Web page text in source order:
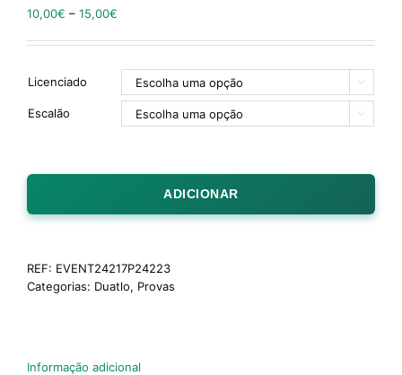
10,00€ – 15,00€
Licenciado 
Escalão 
ADICIONAR
REF: EVENT24217P24223
Categorias: Duatlo, Provas
Informação adicional